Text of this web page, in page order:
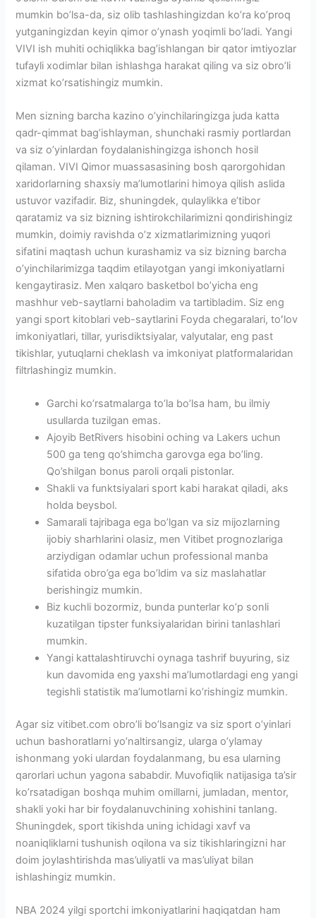
mumkin bo’lsa-da, siz olib tashlashingizdan ko’ra ko’proq
yutganingizdan keyin qimor o’ynash yoqimli bo’ladi. Yangi
VIVI ish muhiti ochiqlikka bag’ishlangan bir qator imtiyozlar
tufayli xodimlar bilan ishlashga harakat qiling va siz obro’li
xizmat ko’rsatishingiz mumkin.
Men sizning barcha kazino o’yinchilaringizga juda katta
qadr-qimmat bag’ishlayman, shunchaki rasmiy portlardan
va siz o’yinlardan foydalanishingizga ishonch hosil
qilaman. VIVI Qimor muassasasining bosh qarorgohidan
xaridorlarning shaxsiy ma’lumotlarini himoya qilish aslida
ustuvor vazifadir. Biz, shuningdek, qulaylikka e’tibor
qaratamiz va siz bizning ishtirokchilarimizni qondirishingiz
mumkin, doimiy ravishda o’z xizmatlarimizning yuqori
sifatini maqtash uchun kurashamiz va siz bizning barcha
o’yinchilarimizga taqdim etilayotgan yangi imkoniyatlarni
kengaytirasiz. Men xalqaro basketbol bo’yicha eng
mashhur veb-saytlarni baholadim va tartibladim. Siz eng
yangi sport kitoblari veb-saytlarini Foyda chegaralari, toʻlov
imkoniyatlari, tillar, yurisdiktsiyalar, valyutalar, eng past
tikishlar, yutuqlarni cheklash va imkoniyat platformalaridan
filtrlashingiz mumkin.
Garchi ko’rsatmalarga to’la bo’lsa ham, bu ilmiy
usullarda tuzilgan emas.
Ajoyib BetRivers hisobini oching va Lakers uchun
500 ga teng qo’shimcha garovga ega bo’ling.
Qo’shilgan bonus paroli orqali pistonlar.
Shakli va funktsiyalari sport kabi harakat qiladi, aks
holda beysbol.
Samarali tajribaga ega bo’lgan va siz mijozlarning
ijobiy sharhlarini olasiz, men Vitibet prognozlariga
arziydigan odamlar uchun professional manba
sifatida obro’ga ega bo’ldim va siz maslahatlar
berishingiz mumkin.
Biz kuchli bozormiz, bunda punterlar ko’p sonli
kuzatilgan tipster funksiyalaridan birini tanlashlari
mumkin.
Yangi kattalashtiruvchi oynaga tashrif buyuring, siz
kun davomida eng yaxshi ma’lumotlardagi eng yangi
tegishli statistik ma’lumotlarni ko’rishingiz mumkin.
Agar siz vitibet.com obro’li bo’lsangiz va siz sport o’yinlari
uchun bashoratlarni yo’naltirsangiz, ularga o’ylamay
ishonmang yoki ulardan foydalanmang, bu esa ularning
qarorlari uchun yagona sababdir. Muvofiqlik natijasiga ta’sir
ko’rsatadigan boshqa muhim omillarni, jumladan, mentor,
shakli yoki har bir foydalanuvchining xohishini tanlang.
Shuningdek, sport tikishda uning ichidagi xavf va
noaniqliklarni tushunish oqilona va siz tikishlaringizni har
doim joylashtirishda mas’uliyatli va mas’uliyat bilan
ishlashingiz mumkin.
NBA 2024 yilgi sportchi imkoniyatlarini haqiqatdan ham